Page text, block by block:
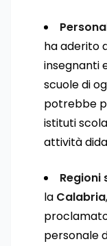
ha aderito
insegnanti
scuole di
potrebbe
istituti
attività
Regioni
la Calabria
personale